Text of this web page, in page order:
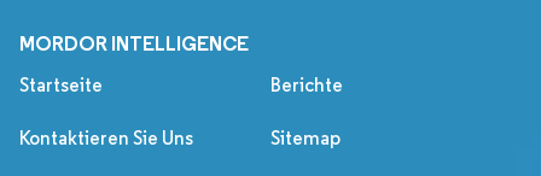
MORDOR INTELLIGENCE
Startseite Berichte
Kontaktieren Sie Uns Sitemap